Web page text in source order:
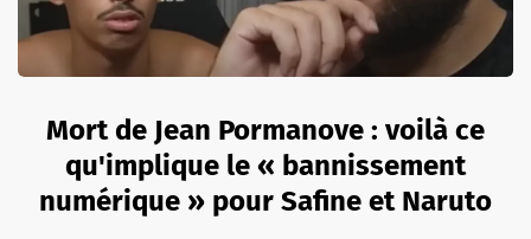
Mort de Jean Pormanove : voilà ce
qu'implique le « bannissement
numérique » pour Safine et Naruto